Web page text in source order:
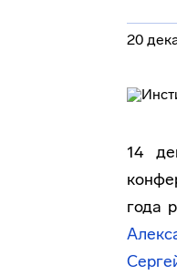
20
14
года